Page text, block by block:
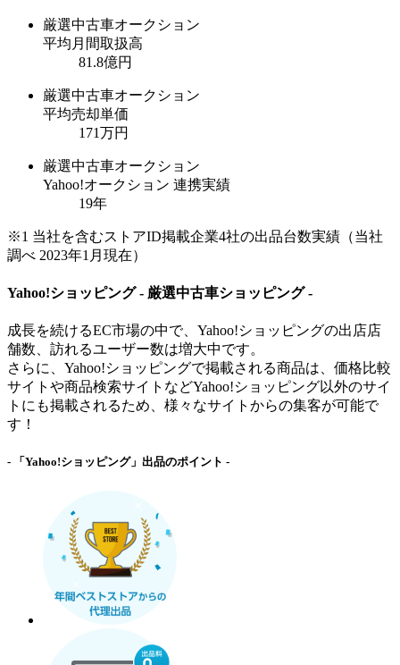
厳選中古車オークション
平均月間取扱高
81.8億円
厳選中古車オークション
平均売却単価
171万円
厳選中古車オークション
Yahoo!オークション 連携実績
19年
※1 当社を含むストアID掲載企業4社の出品台数実績（当社
調べ 2023年1月現在）
Yahoo!ショッピング - 厳選中古車ショッピング -
成長を続けるEC市場の中で、Yahoo!ショッピングの出店店
舗数、訪れるユーザー数は増大中です。
さらに、Yahoo!ショッピングで掲載される商品は、価格比較
サイトや商品検索サイトなどYahoo!ショッピング以外のサイ
トにも掲載されるため、様々なサイトからの集客が可能で
す！
- 「Yahoo!ショッピング」出品のポイント -